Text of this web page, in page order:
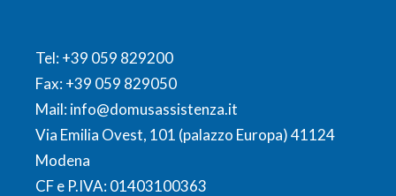
Tel:+39 059 829200
Fax: +39 059 829050
Mail:info@domusassistenza.it
Via Emilia Ovest, 101 (palazzo Europa) 41124
Modena
CF e P.IVA: 01403100363